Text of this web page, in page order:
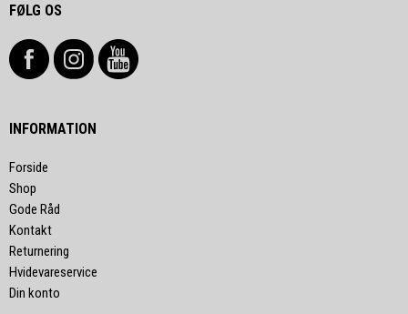
FØLG OS
INFORMATION
Forside
Shop
Gode Råd
Kontakt
Returnering
Hvidevareservice
Din konto